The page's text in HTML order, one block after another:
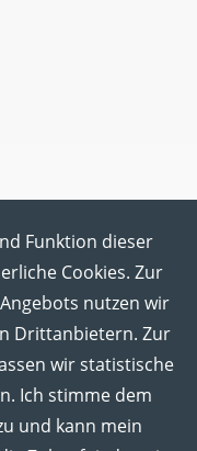
Funktion dieser
Cookies. Zur
nutzen wir
Drittanbietern. Zur
wir statistische
Ich stimme dem
und kann mein